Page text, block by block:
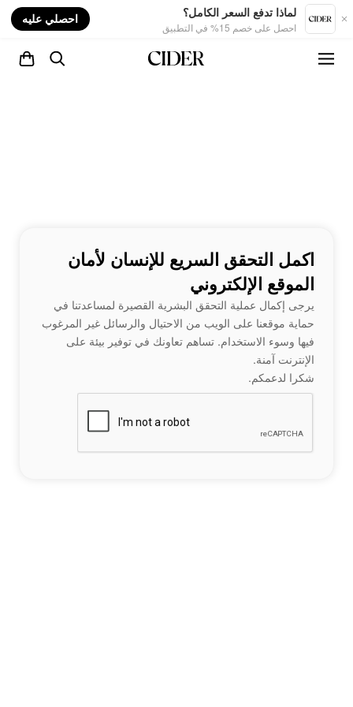
لماذا تدفع السعر الكامل؟
احصل على خصم 15% في التطبيق
احصلي عليه
اكمل التحقق السريع للإنسان لأمان
الموقع الإلكتروني
يرجى إكمال عملية التحقق البشرية القصيرة لمساعدتنا في
حماية موقعنا على الويب من الاحتيال والرسائل غير المرغوب
فيها وسوء الاستخدام. تساهم تعاونك في توفير بيئة على
الإنترنت آمنة.
شكرا لدعمكم.